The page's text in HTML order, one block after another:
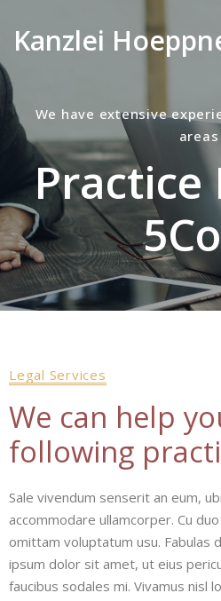
Kanzlei
We have extensive
areas
Practice
Legal Services
We can help
following
Sale vivendum senserit an eum,
accommodare ullamcorper. Cu
omittam voluptatum usu. Fabulas
ipsum dolor sit amet, ut eius
faucibus sodales mi. Vivamus nisl